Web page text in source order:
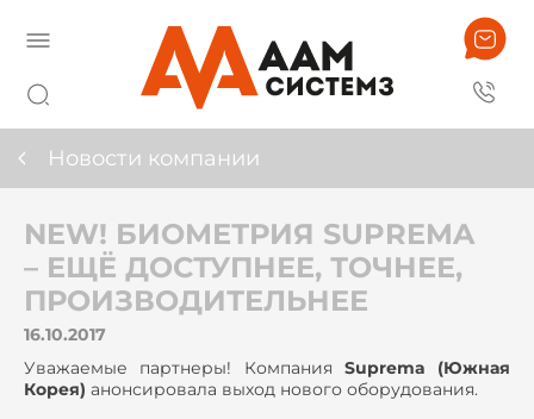
Новости компании
NEW! БИОМЕТРИЯ SUPREMA
– ЕЩЁ ДОСТУПНЕЕ, ТОЧНЕЕ,
ПРОИЗВОДИТЕЛЬНЕЕ
16.10.2017
Уважаемые партнеры! Компания Suprema (Южная
Корея) анонсировала выход нового оборудования.